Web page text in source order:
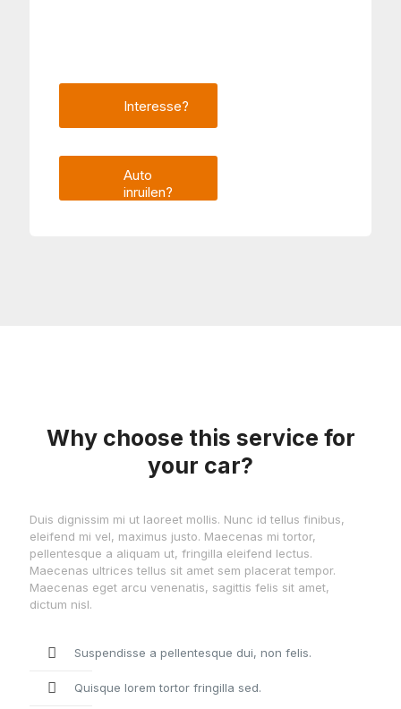
Interesse?
Auto
inruilen?
Why choose this service for
your car?
Duis dignissim mi ut laoreet mollis. Nunc id tellus finibus,
eleifend mi vel, maximus justo. Maecenas mi tortor,
pellentesque a aliquam ut, fringilla eleifend lectus.
Maecenas ultrices tellus sit amet sem placerat tempor.
Maecenas eget arcu venenatis, sagittis felis sit amet,
dictum nisl.
Suspendisse a pellentesque dui, non felis.
Quisque lorem tortor fringilla sed.